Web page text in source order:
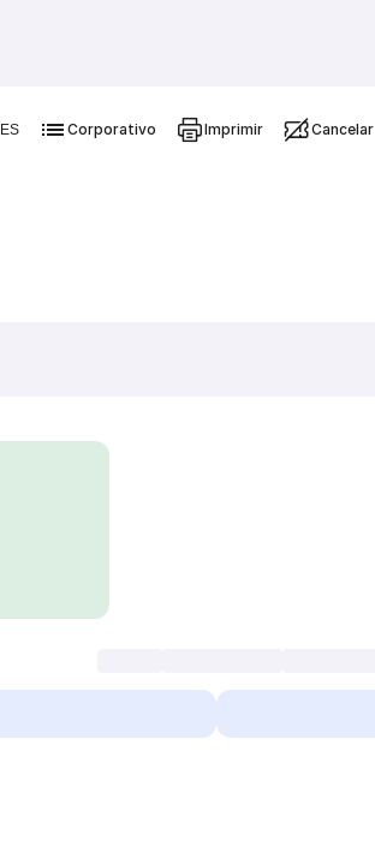
ES Corporativo Imprimir Cancelar